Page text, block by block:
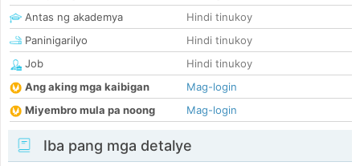
Antas ng akademya
Hindi tinukoy
Paninigarilyo
Hindi tinukoy
Job
Hindi tinukoy
Ang aking mga kaibigan
Mag-login
Miyembro mula pa noong
Mag-login
Iba pang mga detalye